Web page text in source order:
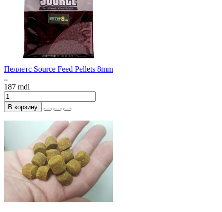
Пеллетс Source Feed Pellets 8mm
..
187 mdl
В корзину